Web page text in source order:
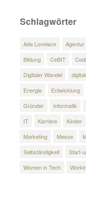
Schlagwörter
Ada Lovelace Agentur
Bildung
CeBIT
Digitaler Wandel
Energie
Entwicklung
Gründer
Informatik
IT
Karriere Kinder
Marketing
Messe
Selbständigkeit
Start-
Women in Tech